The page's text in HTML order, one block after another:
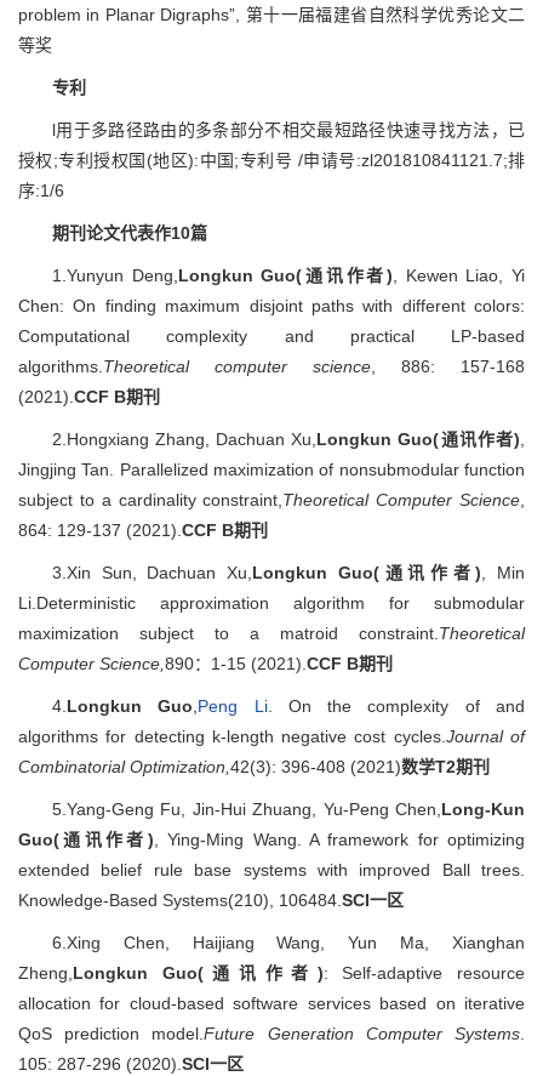
problem in Planar Digraphs”, 第十一届福建省自然科学优秀论文二
等奖
专利
l用于多路径路由的多条部分不相交最短路径快速寻找方法，已
授权;专利授权国(地区):中国;专利号 /申请号:zl201810841121.7;排
序:1/6
期刊论文代表作10篇
1.Yunyun Deng, Longkun Guo(通讯作者) , Kewen Liao, Yi
Chen: On finding maximum disjoint paths with different colors:
Computational complexity and practical LP-based
algorithms. Theoretical computer science , 886: 157-168
(2021). CCF B期刊
2.Hongxiang Zhang, Dachuan Xu, Longkun Guo(通讯作者)
Jingjing Tan. Parallelized maximization of nonsubmodular function
subject to a cardinality constraint, Theoretical Computer Science
864: 129-137 (2021). CCF B期刊
3.Xin Sun, Dachuan Xu, Longkun Guo(通讯作者) , Min
Li.Deterministic approximation algorithm for submodular
maximization subject to a matroid constraint. Theoretical
Computer Science, 890：1-15 (2021). CCF B期刊
4. Longkun Guo Peng Li. On the complexity of and
algorithms for detecting k-length negative cost cycles. Journal of
Combinatorial Optimization, 42(3): 396-408 (2021)数学T2期刊
5.Yang-Geng Fu, Jin-Hui Zhuang, Yu-Peng Chen, Long-Kun
Guo(通讯作者) , Ying-Ming Wang. A framework for optimizing
extended belief rule base systems with improved Ball trees.
Knowledge-Based Systems(210), 106484. SCI一区
6.Xing Chen, Haijiang Wang, Yun Ma, Xianghan
Zheng, Longkun Guo(通讯作者): Self-adaptive resource
allocation for cloud-based software services based on iterative
QoS prediction model.Future Generation Computer Systems
105: 287-296 (2020). SCI一区